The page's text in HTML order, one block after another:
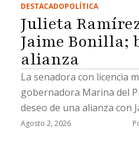
DESTACADOPOLÍTICA
Julieta
Jaime Bonilla;
alianza
La senadora con licencia
gobernadora Marina del
deseo de una alianza con
Agosto 2, 2026